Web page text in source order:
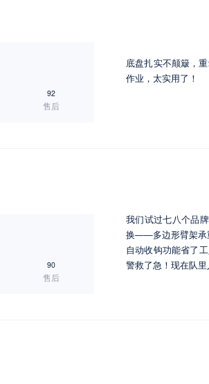
92
售后
底盘扎实不颠簸，
作业，太实用了！
90
售后
我们试过七八个品
换——多边形臂架承
自动收钩功能省了
警救了急！现在队里